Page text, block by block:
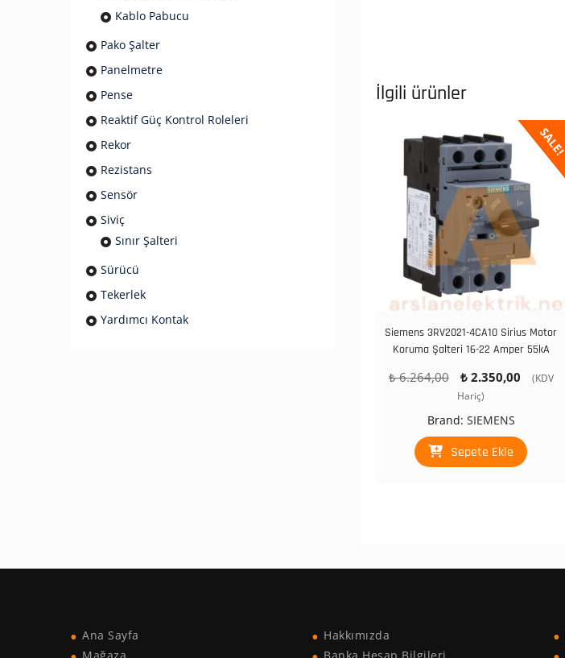
İlgili ürünler
SALE!
Siemens 3RV2021-4CA10 Sirius Motor
Koruma Şalteri 16-22 Amper 55kA
₺6.264,00
Orijinal
fiyat:
₺ 6.264,00.
₺2.350,00
Şu
(KDV
Hariç)
Brand: SIEMENS
Sepete Ekle
Kablo Pabucu
Pako Şalter
Panelmetre
Pense
Reaktif Güç Kontrol Roleleri
Rekor
Rezistans
Sensör
Siviç
Sınır Şalteri
Sürücü
Tekerlek
Yardımcı Kontak
Ana Sayfa
Hakkımızda